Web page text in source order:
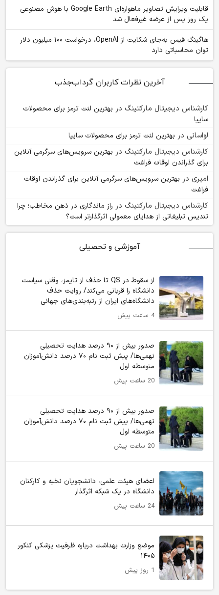
قابلیت ویرایش تصاویر ماهواره‌ای Google Earth با هوش مصنوعی
یک روز پس از عرضه غیرفعال شد
هاگینگ فیس به‌جای شکایت از OpenAI، درخواست ۱۰۰ میلیون دلار
توان محاسباتی دارد
آخرین نظرات کاربران گرداب‌جذب
کارشناس دیجیتال مارکتینگ در بهترین لنت ترمز برای محصولات
سایپا
لواسانی در بهترین لنت ترمز برای محصولات سایپا
کارشناس دیجیتال مارکتینگ در بهترین سرویس‌های سرگرمی آنلاین
برای گذراندن اوقات فراغت
امیری در بهترین سرویس‌های سرگرمی آنلاین برای گذراندن اوقات
فراغت
کارشناس دیجیتال مارکتینگ در راز ماندگاری در ذهن مخاطب؛ چرا
تندیس تبلیغاتی از هدایای معمولی اثرگذارتر است؟
آموزشی و تحصیلی
از سقوط در QS تا حذف از تایمز، وقتی سیاست
دانشگاه را قربانی می‌کند/ روایت حذف
دانشگاه‌های ایران از رتبه‌بندی‌های جهانی
4 ساعت پیش
صدور بیش از ۹۰ درصد هدایت تحصیلی
نهمی‌ها/ پیش ثبت نام ۷۰ درصد دانش‌آموزان
متوسطه اول
20 ساعت پیش
صدور بیش از ۹۰ درصد هدایت تحصیلی
نهمی‌ها/ پیش ثبت نام ۷۰ درصد دانش‌آموزان
متوسطه اول
20 ساعت پیش
اعضای هیئت علمی، دانشجویان نخبه و کارکنان
دانشگاه در یک شبکه‌ اثرگذار
24 ساعت پیش
موضع وزارت بهداشت درباره ظرفیت پزشکی کنکور
۱۴۰۵
1 روز پیش